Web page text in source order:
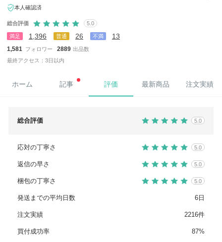
本人確認済
総合評価 5.0
満足 1,396 普通 26 不満 13
1,581 フォロワー 2889 出品数
最終アクセス：3日以内
ホーム 記事 評価 最新商品 注文実績
総合評価 5.0
応対の丁寧さ 5.0
返信の早さ 5.0
梱包の丁寧さ 5.0
発送までの平均日数 6日
注文実績 2216件
買付成功率 87%